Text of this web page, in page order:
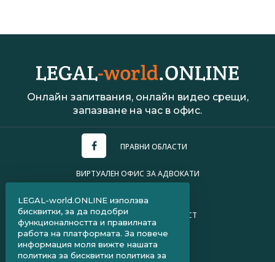
Онлайн запитвания, онлайн видео срещи,
запазване на час в офис.
ПРАВНИ ОБЛАСТИ
ВИРТУАЛЕН ОФИС ЗА АДВОКАТИ
ПОЛИТИКА ЗА ПОВЕРИТЕЛНОСТ
ЧЗВ ЗА КЛИЕНТИ
ЧЗВ ЗА АДВОКАТИ
LEGAL-world.ONLINE използва
бисквитки, за да подобри
функционалността и правилната
работа на платформата. За повече
информация моля вижте нашата
политика за бисквитки политика за